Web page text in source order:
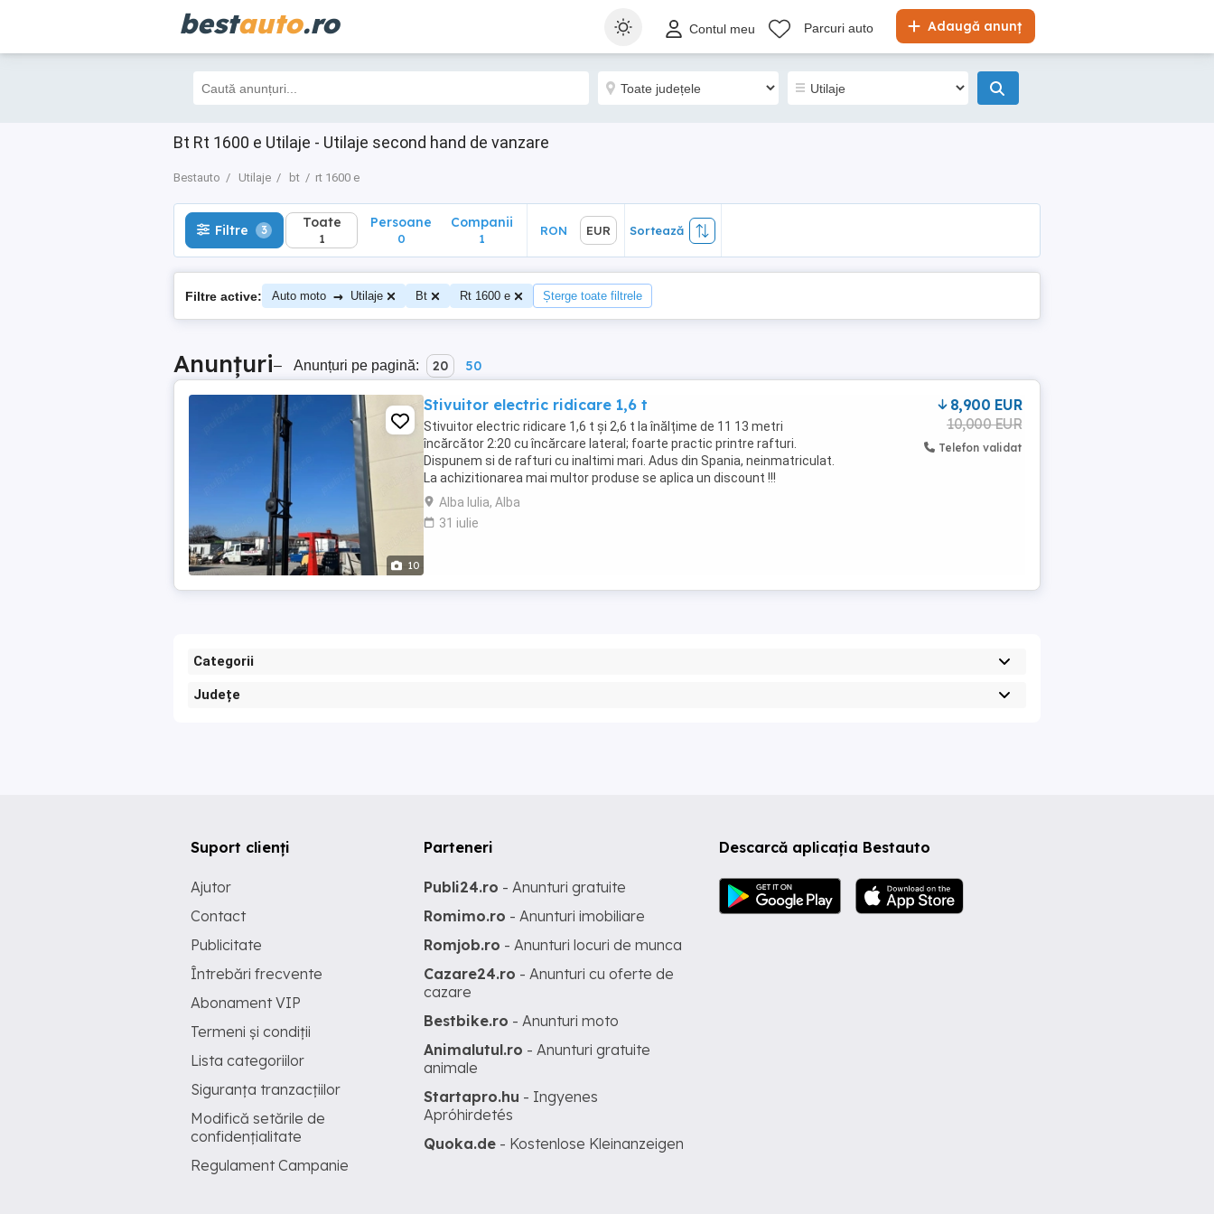
bestauto.ro Adaugă anunț
Contul meu Parcuri auto
Bt Rt 1600 e Utilaje - Utilaje second hand de vanzare
Bestauto Utilaje bt rt 1600 e
Filtre 3 Toate
1
Sortează
Filtre 3 Toate
1
Persoane
0
Companii
1
RON EUR Sortează
Filtre active: Auto moto → Utilaje Bt Rt 1600 e Șterge toate filtrele
Anunțuri– Anunțuri pe pagină: 20 50
10
Stivuitor electric ridicare 1,6 t
Stivuitor electric ridicare 1,6 t și 2,6 t la înălțime de 11 13 metri
încărcător 2:20 cu încărcare lateral; foarte practic printre rafturi.
Dispunem si de rafturi cu inaltimi mari. Adus din Spania, neinmatriculat.
La achizitionarea mai multor produse se aplica un discount !!!
Alba Iulia, Alba
31 iulie
8,900 EUR
10,000 EUR
Telefon validat
Categorii
Județe
Descarcă aplicația Bestauto
Suport clienți
Ajutor
Contact
Publicitate
Întrebări frecvente
Abonament VIP
Termeni și condiții
Lista categoriilor
Siguranța tranzacțiilor
Modifică setările de
confidențialitate
Regulament Campanie
Parteneri
Publi24.ro - Anunturi gratuite
Romimo.ro - Anunturi imobiliare
Romjob.ro - Anunturi locuri de munca
Cazare24.ro - Anunturi cu oferte de
cazare
Bestbike.ro - Anunturi moto
Animalutul.ro - Anunturi gratuite
animale
Startapro.hu - Ingyenes
Apróhirdetés
Quoka.de - Kostenlose Kleinanzeigen